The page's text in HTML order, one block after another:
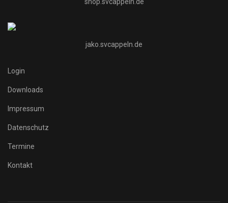
jako.svcappeln.de
Login
Downloads
Impressum
Datenschutz
Termine
Kontakt